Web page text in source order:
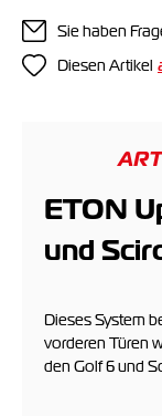
Sie haben
Diesen Artikel
ETON
und
Dieses System
vorderen Türen
den Golf 6 und